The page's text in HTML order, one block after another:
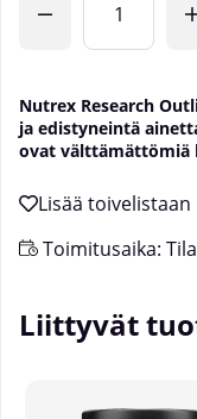
Nutrex Research
ja edistyneintä
ovat välttämättömiä
Toimitusaika:
Liittyvät